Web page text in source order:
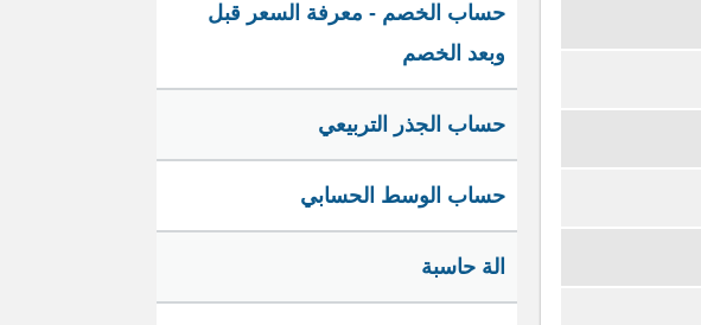
حساب الخصم - معرفة السعر قبل
وبعد الخصم
حساب الجذر التربيعي
حساب الوسط الحسابي
الة حاسبة